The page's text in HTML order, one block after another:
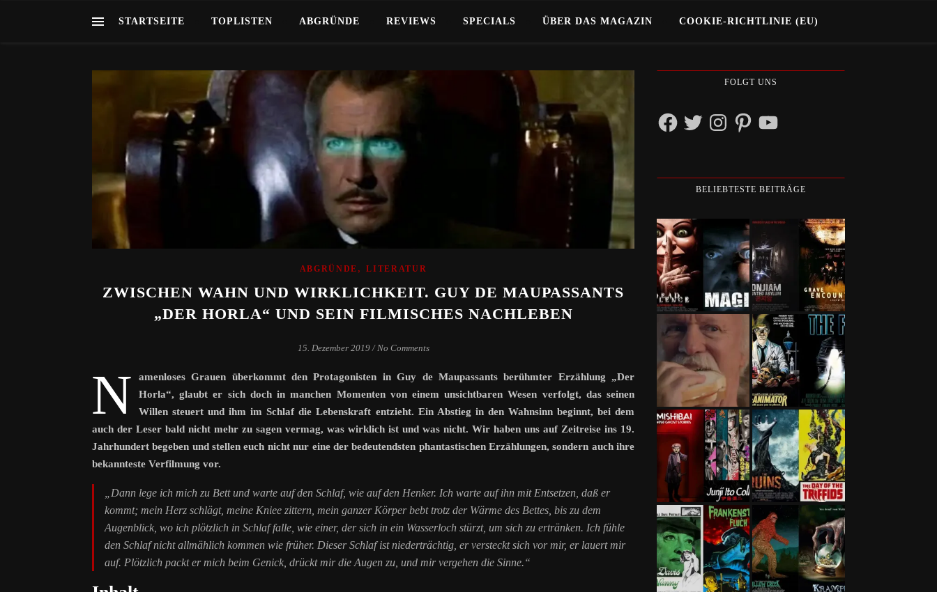
STARTSEITE TOPLISTEN ABGRÜNDE REVIEWS SPECIALS ÜBER DAS MAGAZIN COOKIE-RICHTLINIE (EU)
ABGRÜNDE ,LITERATUR
ZWISCHEN WAHN UND WIRKLICHKEIT. GUY DE MAUPASSANTS
„DER HORLA“ UND SEIN FILMISCHES NACHLEBEN
15. Dezember 2019 / No Comments
N
amenloses Grauen überkommt den Protagonisten in Guy de Maupassants berühmter Erzählung „Der
Horla“, glaubt er sich doch in manchen Momenten von einem unsichtbaren Wesen verfolgt, das seinen
Willen steuert und ihm im Schlaf die Lebenskraft entzieht. Ein Abstieg in den Wahnsinn beginnt, bei dem
auch der Leser bald nicht mehr zu sagen vermag, was wirklich ist und was nicht. Wir haben uns auf Zeitreise ins 19.
Jahrhundert begeben und stellen euch nicht nur eine der bedeutendsten phantastischen Erzählungen, sondern auch ihre
bekannteste Verfilmung vor.
„Dann lege ich mich zu Bett und warte auf den Schlaf, wie auf den Henker. Ich warte auf ihn mit Entsetzen, daß er
kommt; mein Herz schlägt, meine Kniee zittern, mein ganzer Körper bebt trotz der Wärme des Bettes, bis zu dem
Augenblick, wo ich plötzlich in Schlaf falle, wie einer, der sich in ein Wasserloch stürzt, um sich zu ertränken. Ich fühle
den Schlaf nicht allmählich kommen wie früher. Dieser Schlaf ist niederträchtig, er versteckt sich vor mir, er lauert mir
auf. Plötzlich packt er mich beim Genick, drückt mir die Augen zu, und mir vergehen die Sinne.“
FOLGT UNS
FacebookTwitterInstagramPinterestYouTube
BELIEBTESTE BEITRÄGE